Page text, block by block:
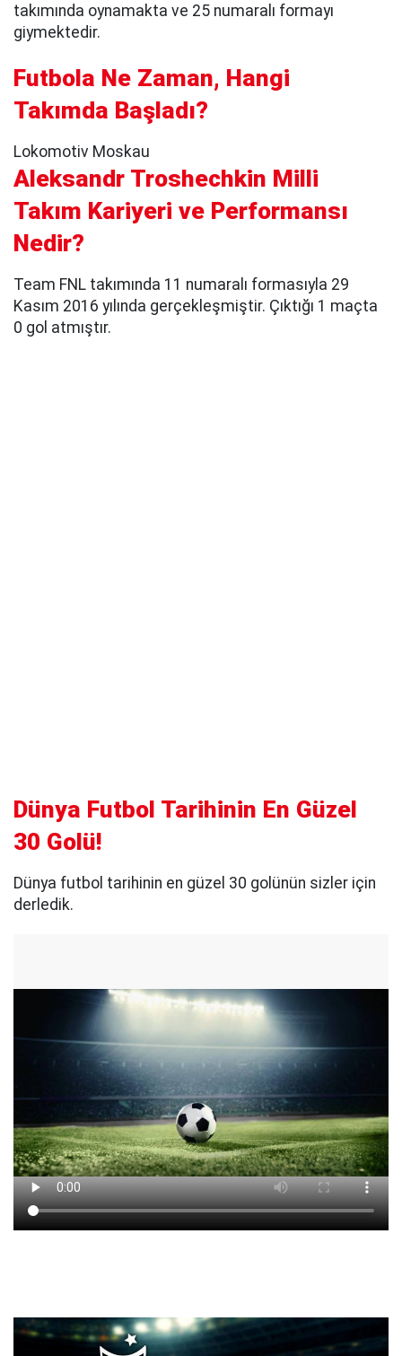
takımında oynamakta ve 25 numaralı formayı
giymektedir.
Futbola Ne Zaman, Hangi
Takımda Başladı?
Lokomotiv Moskau
Aleksandr Troshechkin Milli
Takım Kariyeri ve Performansı
Nedir?
Team FNL takımında 11 numaralı formasıyla 29
Kasım 2016 yılında gerçekleşmiştir. Çıktığı 1 maçta
0 gol atmıştır.
Dünya Futbol Tarihinin En Güzel
30 Golü!
Dünya futbol tarihinin en güzel 30 golünün sizler için
derledik.